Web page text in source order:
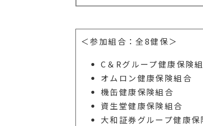
＜参加組合：全8健保＞
C＆Rグループ健康保険
オムロン健康保険組合
機缶健康保険組合
資生堂健康保険組合
大和証券グループ健康保